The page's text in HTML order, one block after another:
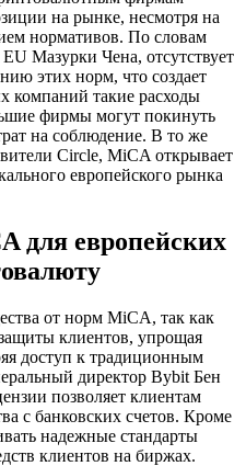
на рынке, несмотря на
нормативов. По словам
Мазурки Чена, отсутствует
этих норм, что создает
компаний такие расходы
фирмы могут покинуть
на соблюдение. В то же
Circle, MiCA открывает
европейского рынка
для европейских
от норм MiCA, так как
клиентов, упрощая
доступ к традиционным
директор Bybit Бен
позволяет клиентам
с банковских счетов. Кроме
надежные стандарты
клиентов на биржах.